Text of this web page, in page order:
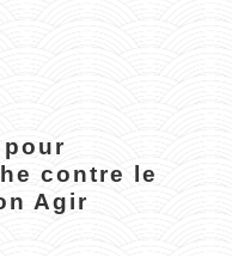
pour
contre le
Agir